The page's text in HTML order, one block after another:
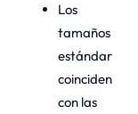
Los
tamaños
estándar
coinciden
con las